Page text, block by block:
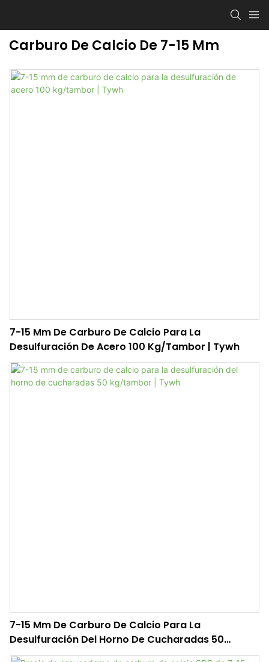
Carburo De Calcio De 7-15 Mm
7-15 Mm De Carburo De Calcio Para La
Desulfuración De Acero 100 Kg/tambor | Tywh
7-15 Mm De Carburo De Calcio Para La
Desulfuración Del Horno De Cucharadas 50
Kg/tambor | Tywh